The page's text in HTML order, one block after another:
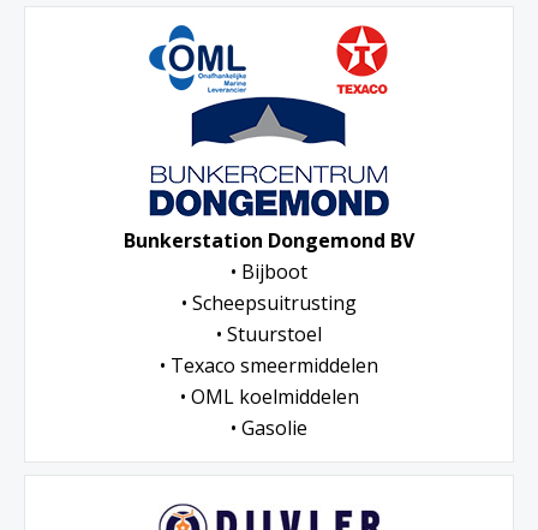
Bunkerstation Dongemond BV
• Bijboot
• Scheepsuitrusting
• Stuurstoel
• Texaco smeermiddelen
• OML koelmiddelen
• Gasolie